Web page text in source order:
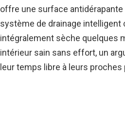
offre une surface antidérapante
système de drainage intelligent
intégralement sèche quelques
intérieur sain sans effort, un
leur temps libre à leurs proches